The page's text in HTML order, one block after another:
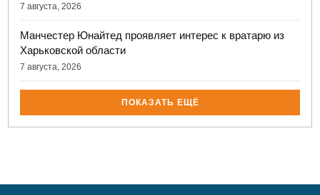
7 августа, 2026
Манчестер Юнайтед проявляет интерес к вратарю из
Харьковской области
7 августа, 2026
ПОКАЗАТЬ ЕЩЁ